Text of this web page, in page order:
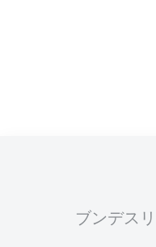
ブンデス
2025/2026